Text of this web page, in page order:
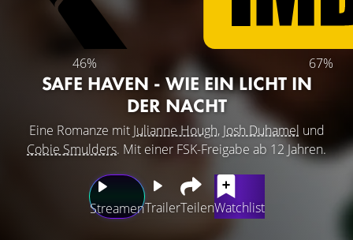
46% 67%
SAFE HAVEN - WIE EIN LICHT IN
DER NACHT
Eine Romanze mit Julianne Hough, Josh Duhamel und
Cobie Smulders. Mit einer FSK-Freigabe ab 12 Jahren.
StreamenTrailerTeilenWatchlist